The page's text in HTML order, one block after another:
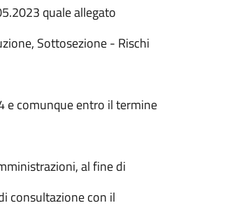
quale allegato
Sottosezione - Rischi
e comunque entro il termine
al fine di
consultazione con il